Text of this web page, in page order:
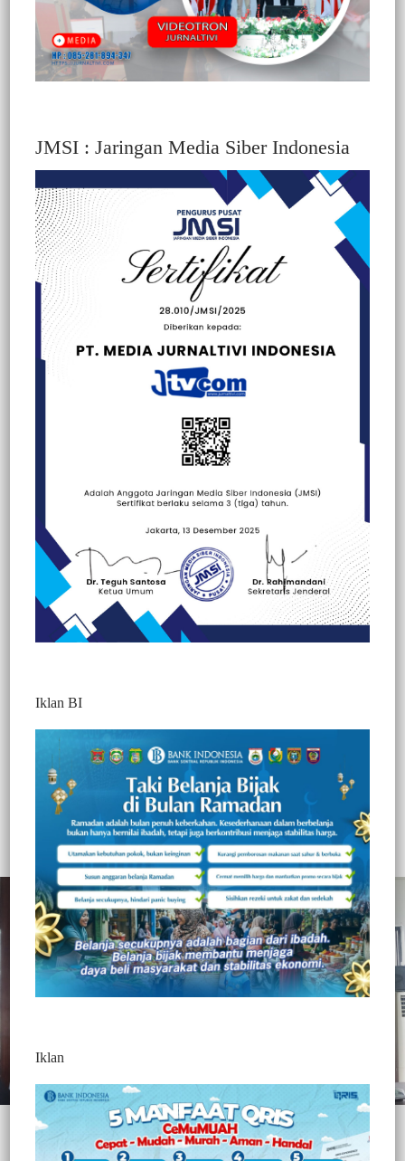
Buyar, Tak Ada Peserta Sosialisasi P4GN
MAKI Sulsel Bubar
Redaktur 2
3 Min Baca
Rabu, 13 Mei 2026
MAKI Sulsel : Mana Komitmen Pemerintah Kecamatan Tamalate
Ikut Perangi Narkotika Diwilayahnya
JMSI : Jaringan Media Siber Indonesia
Iklan BI
Iklan